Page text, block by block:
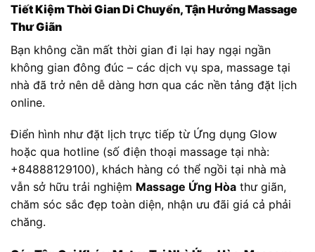
Tiết Kiệm Thời Gian Di Chuyển, Tận Hưởng Massage
Thư Giãn
Bạn không cần mất thời gian đi lại hay ngại ngần
không gian đông đúc – các dịch vụ spa, massage tại
nhà đã trở nên dễ dàng hơn qua các nền tảng đặt lịch
online.
Điển hình như đặt lịch trực tiếp từ Ứng dụng Glow
hoặc qua hotline (số điện thoại massage tại nhà:
+84888129100), khách hàng có thể ngồi tại nhà mà
vẫn sở hữu trải nghiệm Massage Ứng Hòa thư giãn,
chăm sóc sắc đẹp toàn diện, nhận ưu đãi giá cả phải
chăng.